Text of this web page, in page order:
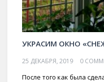
УКРАСИМ ОКНО
25 ДЕКАБРЯ, 2019 0
После того как была